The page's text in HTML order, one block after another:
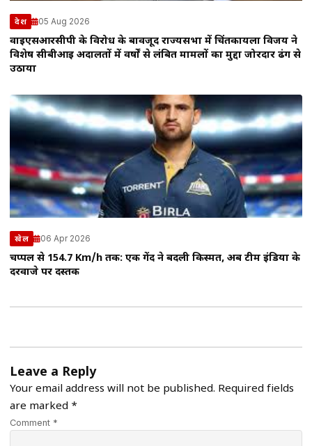
देश 05 Aug 2026
वाईएसआरसीपी के विरोध के बावजूद राज्यसभा में चिंतकायला विजय ने
विशेष सीबीआई अदालतों में वर्षों से लंबित मामलों का मुद्दा जोरदार ढंग से
उठाया
खेल 06 Apr 2026
चप्पल से 154.7 Km/h तक: एक गेंद ने बदली किस्मत, अब टीम इंडिया के
दरवाजे पर दस्तक
Leave a Reply
Your email address will not be published. Required fields
are marked *
Comment *